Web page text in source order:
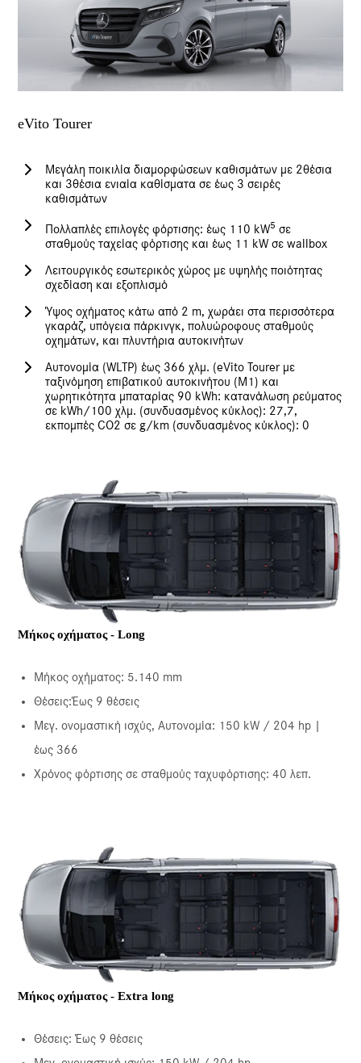
eVito Tourer
Μεγάλη ποικιλία διαμορφώσεων καθισμάτων με 2θέσια
και 3θέσια ενιαία καθίσματα σε έως 3 σειρές
καθισμάτων
Πολλαπλές επιλογές φόρτισης: έως 110 kW5 σε
σταθμούς ταχείας φόρτισης και έως 11 kW σε wallbox
Λειτουργικός εσωτερικός χώρος με υψηλής ποιότητας
σχεδίαση και εξοπλισμό
Ύψος οχήματος κάτω από 2 m, χωράει στα περισσότερα
γκαράζ, υπόγεια πάρκινγκ, πολυώροφους σταθμούς
οχημάτων, και πλυντήρια αυτοκινήτων
Αυτονομία (WLTP) έως 366 χλμ. (eVito Tourer με
ταξινόμηση επιβατικού αυτοκινήτου (M1) και
χωρητικότητα μπαταρίας 90 kWh: κατανάλωση ρεύματος
σε kWh/100 χλμ. (συνδυασμένος κύκλος): 27,7,
εκπομπές CO2 σε g/km (συνδυασμένος κύκλος): 0
Μήκος οχήματος - Long
Μήκος οχήματος: 5.140 mm
Θέσεις:Έως 9 θέσεις
Μεγ. ονομαστική ισχύς, Αυτονομία: 150 kW / 204 hp |
έως 366
Χρόνος φόρτισης σε σταθμούς ταχυφόρτισης: 40 λεπ.
Μήκος οχήματος - Extra long
Θέσεις: Έως 9 θέσεις